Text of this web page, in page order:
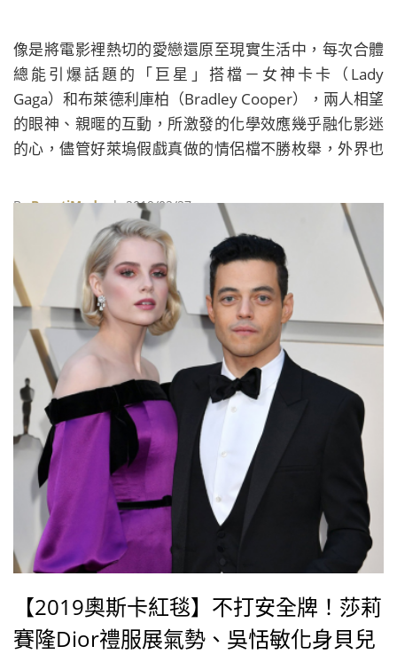
像是將電影裡熱切的愛戀還原至現實生活中，每次合體
總能引爆話題的「巨星」搭檔－女神卡卡（Lady
Gaga）和布萊德利庫柏（Bradley Cooper），兩人相望
的眼神、親暱的互動，所激發的化學效應幾乎融化影迷
的心，儘管好萊塢假戲真做的情侶檔不勝枚舉，外界也
延伸到戲外的似乎更勝於愛情，或許，有種無法定義、
超越了友情與愛情的情誼，就叫做女神卡卡與布萊德利
ByBeautiMode| 2019/02/27
【2019奧斯卡紅毯】不打安全牌！莎莉
賽隆Dior禮服展氣勢、吳恬敏化身貝兒